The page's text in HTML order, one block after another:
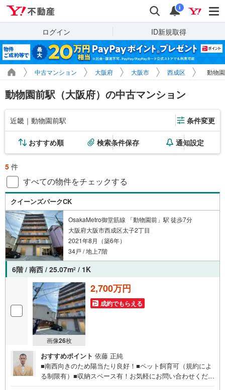
検索 通知
i
ログイン ID新規取得
中古マンション 大阪府 大阪市 西成区 動物
動物園前駅（大阪府）の中古マンション
近畿｜動物園前駅 条件変更
おすすめ順 検索条件保存 通知設定
5 件
すべての物件をチェックする
クイーンズパークCK
OsakaMetro御堂筋線 「動物園前」駅 徒歩7分
大阪府大阪市西成区太子2丁目
2021年8月（築6年）
34戸 / 地上7階
6階 / 南西 / 25.07m2 / 1K
画像26枚
2,700万円
成約でもらえる
おすすめポイント 依藤 正純
■南西向きのため陽当たり良好！■ペット飼育可（規約によ
る制限有）■収納スペース有！お気軽にお問い合わせくださ